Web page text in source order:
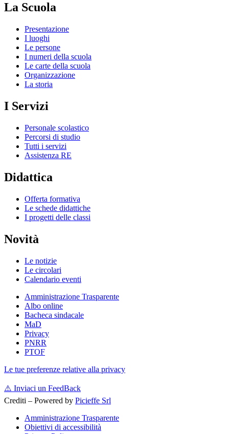
La Scuola
Presentazione
I luoghi
Le persone
I numeri della scuola
Le carte della scuola
Organizzazione
La storia
I Servizi
Personale scolastico
Percorsi di studio
Tutti i servizi
Assistenza RE
Didattica
Offerta formativa
Le schede didattiche
I progetti delle classi
Novità
Le notizie
Le circolari
Calendario eventi
Amministrazione Trasparente
Albo online
Bacheca sindacale
MaD
Privacy
PNRR
PTOF
Le tue preferenze relative alla privacy
⚠️ Inviaci un FeedBack
Crediti – Powered by Picieffe Srl
Amministrazione Trasparente
Obiettivi di accessibilità